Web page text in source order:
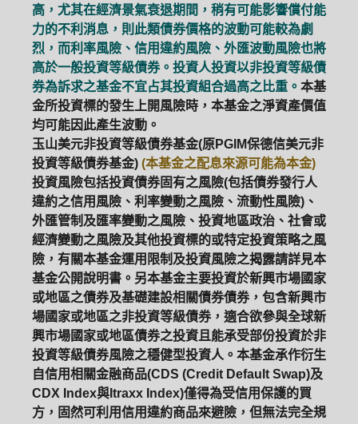
PGIM系列基金 168循環投資
定期(不)定額 高成長基金 月配息
高，尤其在經濟景氣衰退期間，稍有可能影響償付能
力的不利消息，則此類債券價格的波動可能較為劇
烈，而利率風險、信用違約風險、外匯波動風險也將
高於一般投資等級債券。投資人投資以非投資等級債
券為訴求之基金不宜占其投資組合過高之比重。 本基
金所投資標的發生上開風險時，本基金之淨資產價值
均可能因此產生波動。
玉山美元非投資等級債券基金(原PGIM保德信美元非
投資等級債券基金) (本基金之配息來源可能為本金)
投資風險包括投資債券固有之風險(包括債券發行人
違約之信用風險、利率變動之風險、流動性風險)、
外匯管制及匯率變動之風險、投資地區政治、社會或
經濟變動之風險及其他投資標的或特定投資策略之風
險，有關本基金運用限制及投資風險之揭露請詳見本
基金公開說明書。另本基金主要投資於新興市場國家
或地區之債券及基礎建設相關債券債券，包含新興市
場國家或地區之非投資等級債券，適合欲參與全球新
興市場國家或地區債券之投資且能承受部份投資於非
投資等級債券風險之穩健型投資人。本基金承作衍生
自信用相關金融商品(CDS (Credit Default Swap)及
CDX Index與Itraxx Index)僅得為受信用保護的買
方，固然可利用信用違約商品來避險，但無法完全規